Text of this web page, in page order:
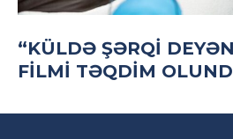
“KÜLDƏ ŞƏRQI
FILMI TƏQDIM